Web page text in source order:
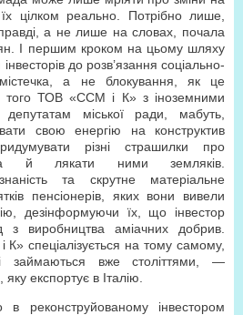
цілком реально. Потрібно лише,
а не лише на словах, почала
І першим кроком на цьому шляху
до розв’язання соціально-
а не блокування, як це
того ТОВ «ССМ і К» з іноземними
депутатам міської ради, мабуть,
свою енергію на конструктив
різні страшилки про
й лякати ними земляків.
та скрутне матеріальне
пенсіонерів, яких вони вивели
дезінформуючи їх, що інвестор
з виробництва аміачних добрив.
спеціалізується на тому самому,
займаються вже століттями, —
експортує в Італію.
реконструйованому інвестором